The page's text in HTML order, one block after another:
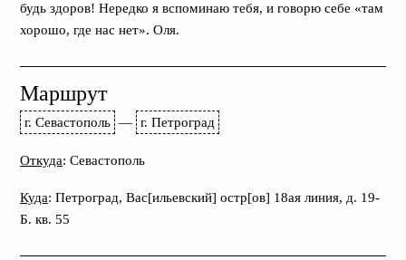
будь здоров! Нередко я вспоминаю тебя, и говорю себе «там
хорошо, где нас нет». Оля.
Маршрут
г. Севастополь — г. Петроград
Откуда: Севастополь
Куда: Петроград, Вас[ильевский] остр[ов] 18ая линия, д. 19-
Б. кв. 55